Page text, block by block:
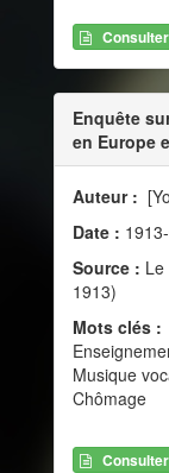
Consulter
Enquête
en Europe
Auteur :
Date :
Source :
1913)
Mots clés :
Musique
Chômage
Consulter